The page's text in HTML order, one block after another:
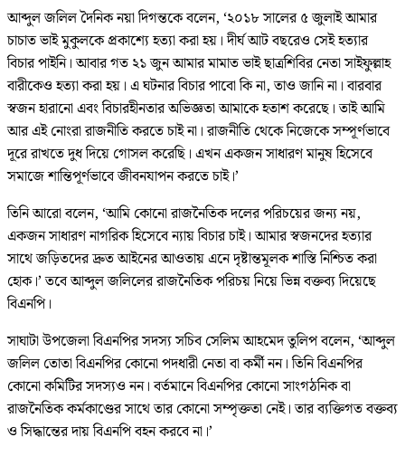
‎আব্দুল জলিল দৈনিক নয়া দিগন্তকে বলেন, ‘২০১৮ সালের ৫ জুলাই আমার
চাচাত ভাই মুকুলকে প্রকাশ্যে হত্যা করা হয়। দীর্ঘ আট বছরেও সেই হত্যার
বিচার পাইনি। আবার গত ২১ জুন আমার মামাত ভাই ছাত্রশিবির নেতা সাইফুল্লাহ
বারীকেও হত্যা করা হয়। এ ঘটনার বিচার পাবো কি না, তাও জানি না। বারবার
স্বজন হারানো এবং বিচারহীনতার অভিজ্ঞতা আমাকে হতাশ করেছে। তাই আমি
আর এই নোংরা রাজনীতি করতে চাই না। রাজনীতি থেকে নিজেকে সম্পূর্ণভাবে
দূরে রাখতে দুধ দিয়ে গোসল করেছি। এখন একজন সাধারণ মানুষ হিসেবে
সমাজে শান্তিপূর্ণভাবে জীবনযাপন করতে চাই।’
‎তিনি আরো বলেন, ‘আমি কোনো রাজনৈতিক দলের পরিচয়ের জন্য নয়,
একজন সাধারণ নাগরিক হিসেবে ন্যায় বিচার চাই। আমার স্বজনদের হত্যার
সাথে জড়িতদের দ্রুত আইনের আওতায় এনে দৃষ্টান্তমূলক শাস্তি নিশ্চিত করা
হোক।’ তবে আব্দুল জলিলের রাজনৈতিক পরিচয় নিয়ে ভিন্ন বক্তব্য দিয়েছে
বিএনপি।
সাঘাটা উপজেলা বিএনপির সদস্য সচিব সেলিম আহমেদ তুলিপ বলেন, ‘আব্দুল
জলিল তোতা বিএনপির কোনো পদধারী নেতা বা কর্মী নন। তিনি বিএনপির
কোনো কমিটির সদস্যও নন। বর্তমানে বিএনপির কোনো সাংগঠনিক বা
রাজনৈতিক কর্মকাণ্ডের সাথে তার কোনো সম্পৃক্ততা নেই। তার ব্যক্তিগত বক্তব্য
ও সিদ্ধান্তের দায় বিএনপি বহন করবে না।’